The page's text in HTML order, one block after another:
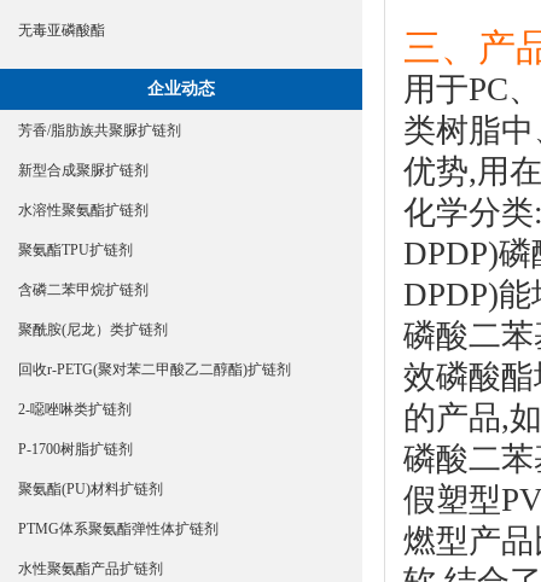
无毒亚磷酸酯
企业动态
芳香/脂肪族共聚脲扩链剂
新型合成聚脲扩链剂
水溶性聚氨酯扩链剂
聚氨酯TPU扩链剂
含磷二苯甲烷扩链剂
聚酰胺(尼龙）类扩链剂
回收r-PETG(聚对苯二甲酸乙二醇酯)扩链剂
2-噁唑啉类扩链剂
P-1700树脂扩链剂
聚氨酯(PU)材料扩链剂
PTMG体系聚氨酯弹性体扩链剂
水性聚氨酯产品扩链剂
三、产
用于PC
类树脂
优势,用
化学分类
DPDP)磷
DPDP)
磷酸二
效磷酸
的产品,
磷酸二
假塑型
燃型产